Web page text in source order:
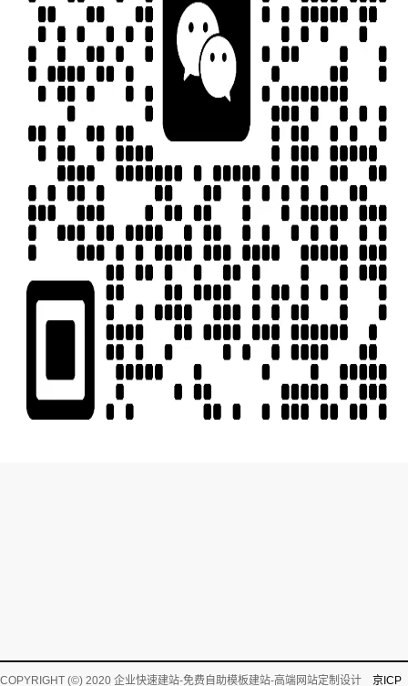
COPYRIGHT (©) 2020 企业快速建站-免费自助模板建站-高端网站定制设计 京ICP